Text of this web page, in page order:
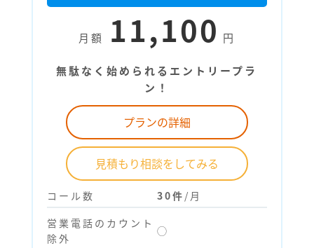
月額 11,100 円
無駄なく始められるエントリープラ
ン！
プランの詳細
見積もり相談をしてみる
コール数 30件 /月
営業電話のカウント
除外
◯